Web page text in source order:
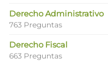
Derecho Administrativo
763 Preguntas
Derecho Fiscal
663 Preguntas